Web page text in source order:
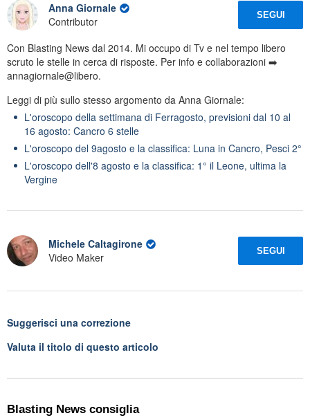
Anna Giornale
Contributor
SEGUI
Con Blasting News dal 2014. Mi occupo di Tv e nel tempo libero
scruto le stelle in cerca di risposte. Per info e collaborazioni ➡️
annagiornale@libero.
Leggi di più sullo stesso argomento da Anna Giornale:
L'oroscopo della settimana di Ferragosto, previsioni dal 10 al
16 agosto: Cancro 6 stelle
L'oroscopo del 9agosto e la classifica: Luna in Cancro, Pesci 2°
L'oroscopo dell'8 agosto e la classifica: 1° il Leone, ultima la
Vergine
Michele Caltagirone
Video Maker
SEGUI
Suggerisci una correzione
Valuta il titolo di questo articolo
Blasting News consiglia